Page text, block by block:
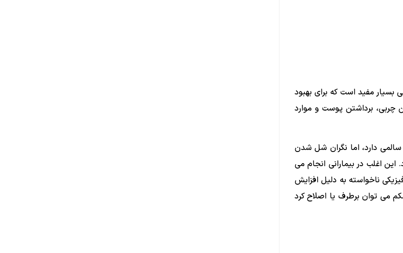
بسیار مفید است که برای بهبود
چربی، برداشتن پوست و موارد
سالمی دارد، اما نگران شل شدن
اغلب در بیمارانی انجام می
ناخواسته به دلیل افزایش
می توان برطرف یا اصلاح کرد